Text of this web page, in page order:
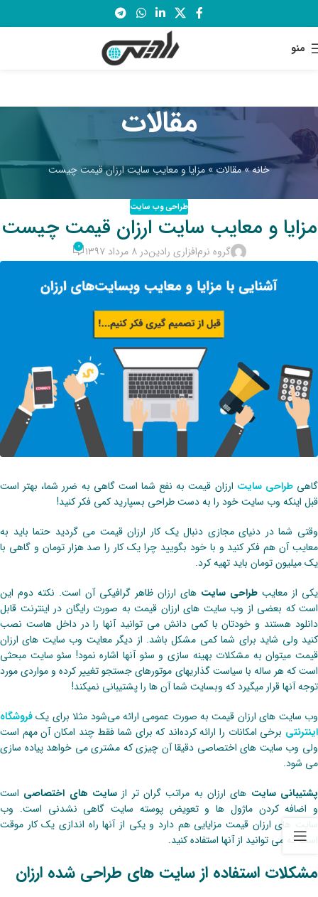
منو
مقالات
خانه»مقالات» مزایا و معایب سایت ارزان قیمت چیست
طراحی وب سایت
مزایا و معایب سایت ارزان قیمت چیست
گروه نرم‌افزاری رادیندر ۸ مرداد ۱۳۹۷ ۰
گاهی طراحی سایت ارزان قیمت به نفع شما است گاهی به ضرر شما، بهتر است
قبل اینکه وب سایت خود را به دست طراحی بسپارید کمی فکر کنید!
وقتی شما در دنیای مجازی دنبال یک کار ارزان قیمت می گردید حتما باید به
معایب آن هم فکر کنید و با خود بگویید چرا یک کار را صد هزار تومان و گاهی با
یک میلیون تومان باید تهیه کرد.
یکی از معایب طراحی سایت های ارزان ظاهر گرافیکی آن است. نکته دوم این
است که بعضی از وب سایت های ارزان قیمت به صورت رایگان در اینترنت قابل
دانلود هستند و خودتان با کمی دانش می توانید آنها را در داخل هاست نصب
کنید ولی شاید برای شما کمی مشکل باشد. از دیگر معایت وب سایت های ارزان
قیمت میتوان به مشکلات بهینه سازی و سئو آنها اشاره نمود! سئو سایت مبحثی
است که هر ساله با سیاست گذاریهای موتورهای جستجو تغییر کرده و مواردی مورد
توجه آنها قرار میگیرد که وبسایت شما آن ها را پشتیبانی نمیکند!
وب سایت های ارزان قیمت به صورت عمومی ارائه می‌شود مثلا برای یکفروشگاه
اینترنتی برخی امکانات را ارائه کرده‌اند که برای شما فقط چند امکان آن مهم است
ولی وب سایت های اختصاصی دقیقا آن چیزی که مشتری می خواهد پیاده سازی
می شود.
پشتیبانی سایت های ارزان به مراتب گران تر از سایت های اختصاصی است
و اضافه کردن ماژول ها و تعویض پوسته سایت گاهی نشدنی است. وب
سایت های ارزان قیمت مزایایی هم دارد و یکی از آنها راه اندازی یک کار موقت
است که می توانید از آنها استفاده کنید.
مشکلات استفاده از سایت های طراحی شده ارزان